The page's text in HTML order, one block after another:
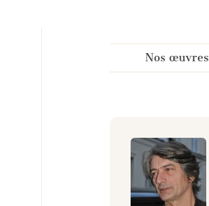
Nos œuvres